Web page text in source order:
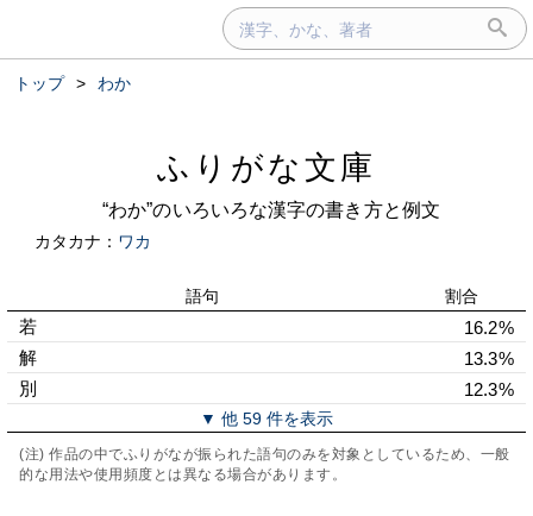
トップ > わか
ふりがな文庫
“わか”のいろいろな漢字の書き方と例文
カタカナ： ワカ
語句 割合
若
16.2%
解
13.3%
別
12.3%
▼ 他 59 件を表示
(注) 作品の中でふりがなが振られた語句のみを対象としているため、一般
的な用法や使用頻度とは異なる場合があります。